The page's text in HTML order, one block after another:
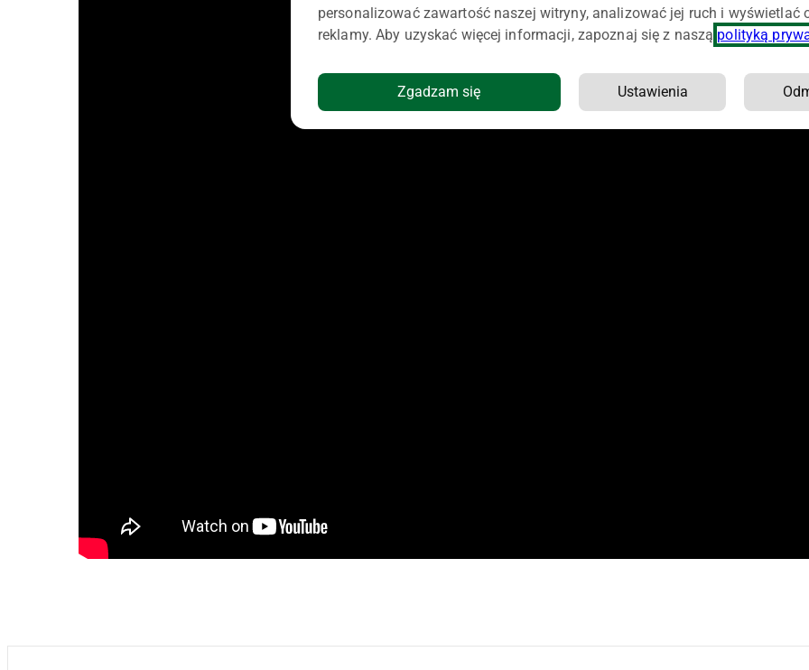
personalizować zawartość naszej witryny, analizować jej ruch i wyświetlać
reklamy. Aby uzyskać więcej informacji, zapoznaj się z naszą polityką
Zgadzam się Ustawienia